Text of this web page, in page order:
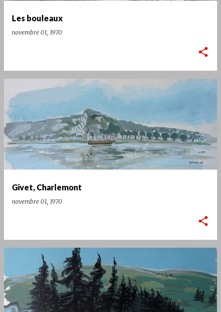
Les bouleaux
novembre 01, 1970
Givet, Charlemont
novembre 01, 1970